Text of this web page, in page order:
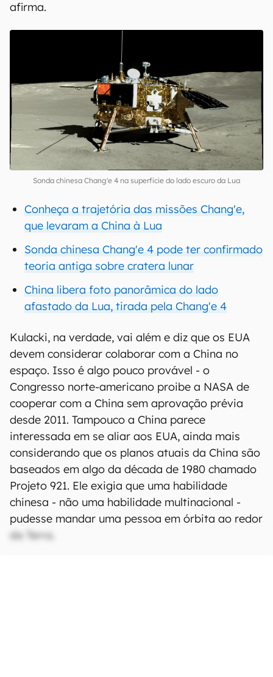
afirma.
Sonda chinesa Chang'e 4 na superfície do lado escuro da Lua
Conheça a trajetória das missões Chang'e,
que levaram a China à Lua
Sonda chinesa Chang'e 4 pode ter confirmado
teoria antiga sobre cratera lunar
China libera foto panorâmica do lado
afastado da Lua, tirada pela Chang'e 4
Kulacki, na verdade, vai além e diz que os EUA
devem considerar colaborar com a China no
espaço. Isso é algo pouco provável - o
Congresso norte-americano proibe a NASA de
cooperar com a China sem aprovação prévia
desde 2011. Tampouco a China parece
interessada em se aliar aos EUA, ainda mais
considerando que os planos atuais da China são
baseados em algo da década de 1980 chamado
Projeto 921. Ele exigia que uma habilidade
chinesa - não uma habilidade multinacional -
pudesse mandar uma pessoa em órbita ao redor
da Terra.